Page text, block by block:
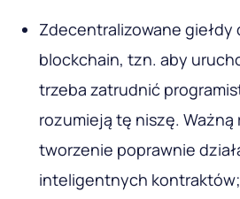
Zdecentralizowane giełdy
blockchain, tzn. aby
trzeba zatrudnić
rozumieją tę niszę. Ważną
tworzenie poprawnie
inteligentnych kontraktów;